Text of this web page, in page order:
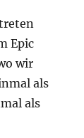
Epic
wir
als
als